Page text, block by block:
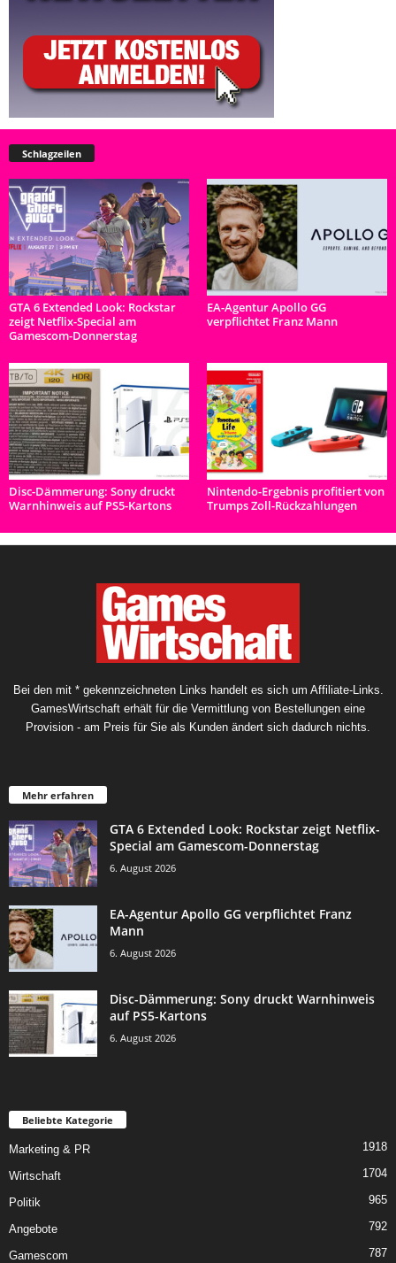
Schlagzeilen
GTA 6 Extended Look: Rockstar
zeigt Netflix-Special am
Gamescom-Donnerstag
EA-Agentur Apollo GG
verpflichtet Franz Mann
Disc-Dämmerung: Sony druckt
Warnhinweis auf PS5-Kartons
Nintendo-Ergebnis profitiert von
Trumps Zoll-Rückzahlungen
Bei den mit * gekennzeichneten Links handelt es sich um Affiliate-Links.
GamesWirtschaft erhält für die Vermittlung von Bestellungen eine
Provision - am Preis für Sie als Kunden ändert sich dadurch nichts.
Mehr erfahren
GTA 6 Extended Look: Rockstar zeigt Netflix-
Special am Gamescom-Donnerstag
6. August 2026
EA-Agentur Apollo GG verpflichtet Franz
Mann
6. August 2026
Disc-Dämmerung: Sony druckt Warnhinweis
auf PS5-Kartons
6. August 2026
Beliebte Kategorie
Marketing & PR 1918
Wirtschaft 1704
Politik 965
Angebote 792
Gamescom 787